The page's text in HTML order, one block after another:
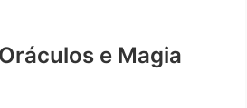
e Magia